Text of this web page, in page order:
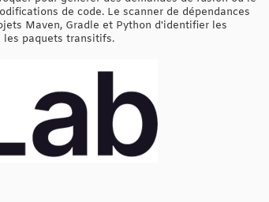
de code. Le scanner de dépendances
Maven, Gradle et Python d'identifier les
les paquets transitifs.